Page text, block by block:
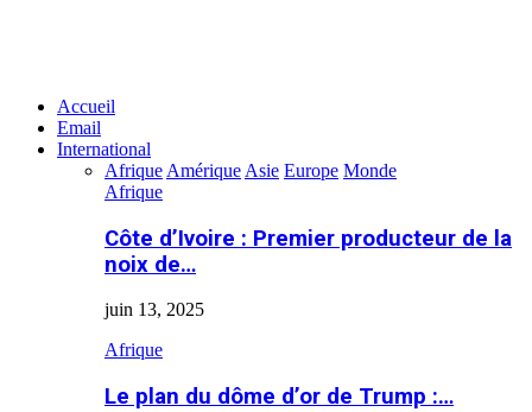
Accueil
Email
International
Afrique Amérique Asie Europe Monde
Afrique
Côte d’Ivoire : Premier producteur de la
noix de…
juin 13, 2025
Afrique
Le plan du dôme d’or de Trump :…